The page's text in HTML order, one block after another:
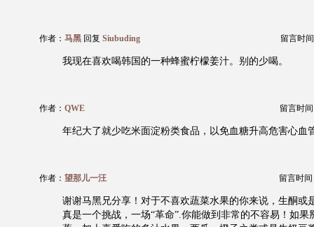
作者： 马黑 回复 Siubuding 留言时
我现在喜欢喝韩国的一种蜂蜜柠檬姜汁。别的少喝。
作者： QWE 留言时间
年纪大了就少吃米面淀粉类食品，以免血糖升高危害心血
作者： 望那儿一汪 留言时间
谢谢马黑兄分享！对于不喜欢蔬菜水果的你来说，生酮或
真是一个挑战，一场“革命”.你能做到非常的不容易！如果